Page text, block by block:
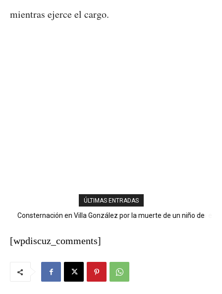
mientras ejerce el cargo.
ÚLTIMAS ENTRADAS
Consternación en Villa González por la muerte de un niño de
Ministerio Público y DNCD desarticulan red de narcotráfico en
[wpdiscuz_comments]